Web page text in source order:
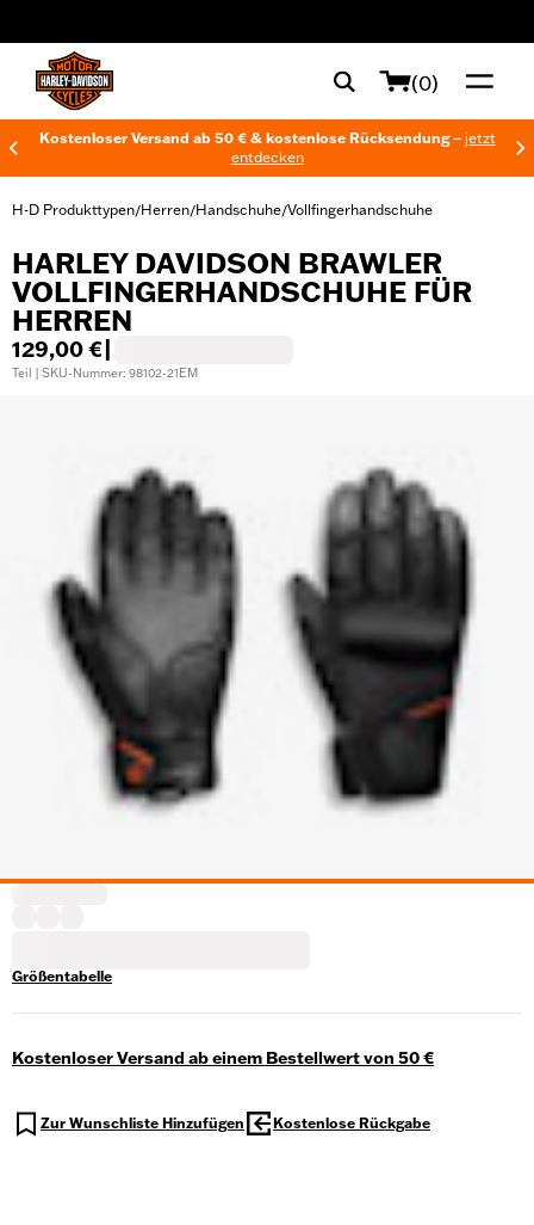
(0)
Kostenloser Versand ab 50 € & kostenlose Rücksendung – jetzt
entdecken
H-D Produkttypen/Herren/Handschuhe/Vollfingerhandschuhe
HARLEY DAVIDSON BRAWLER
VOLLFINGERHANDSCHUHE FÜR
HERREN
129,00 €
Teil | SKU-Nummer: 98102-21EM
Größentabelle
Kostenloser Versand ab einem Bestellwert von 50 €
Zur Wunschliste Hinzufügen Kostenlose Rückgabe